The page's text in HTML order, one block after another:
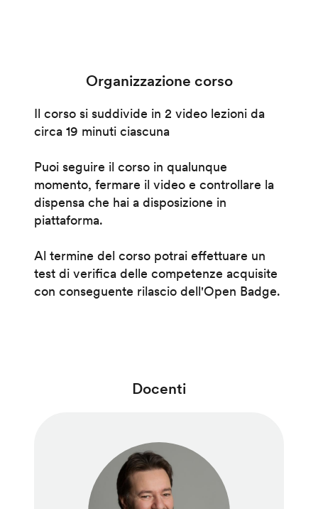
Organizzazione corso
Il corso si suddivide in 2 video lezioni da
circa 19 minuti ciascuna
Puoi seguire il corso in qualunque
momento, fermare il video e controllare la
dispensa che hai a disposizione in
piattaforma.
Al termine del corso potrai effettuare un
test di verifica delle competenze acquisite
con conseguente rilascio dell'Open Badge.
Docenti